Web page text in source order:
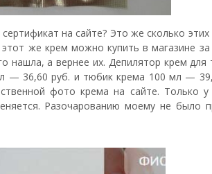
на сайте? Это же сколько
же крем можно купить в магазине за
нашла, а вернее их. Депилятор крем для
— 36,60 руб. и тюбик крема 100 мл —
фото крема на сайте. Только
Разочарованию моему не было